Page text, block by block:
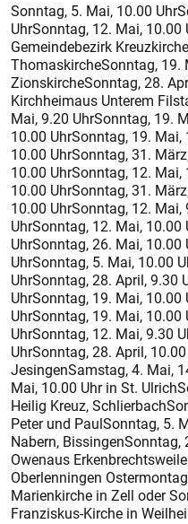
Sonntag, 5. Mai, 10.00
UhrSonntag, 12. Mai, 10.00
Gemeindebezirk
ThomaskircheSonntag, 19.
ZionskircheSonntag, 28.
Kirchheimaus Unterem
Mai, 9.20 UhrSonntag, 19.
10.00 UhrSonntag, 19.
10.00 UhrSonntag, 31.
10.00 UhrSonntag, 12.
10.00 UhrSonntag, 31.
10.00 UhrSonntag, 12.
UhrSonntag, 12. Mai,
UhrSonntag, 26. Mai,
UhrSonntag, 5. Mai, 10.00
UhrSonntag, 28. April, 9.30
UhrSonntag, 19. Mai,
UhrSonntag, 19. Mai,
UhrSonntag, 12. Mai, 9.30
UhrSonntag, 28. April,
JesingenSamstag, 4. Mai,
Mai, 10.00 Uhr in St.
Heilig Kreuz,
Peter und PaulSonntag, 5.
Nabern, ­BissingenSonntag,
Owenaus
Oberlenningen
Marienkirche in Zell oder
Franziskus-Kirche in